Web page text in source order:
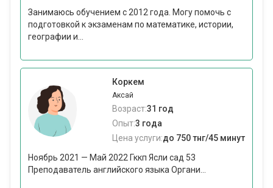
Занимаюсь обучением с 2012 года. Могу помочь с
подготовкой к экзаменам по математике, истории,
географии и...
Коркем
Аксай
Возраст:31 год
Опыт:3 года
Цена услуги:до 750 тнг/45 минут
Ноябрь 2021 — Май 2022 Гккп Ясли сад 53
Преподаватель английского языка Органи...